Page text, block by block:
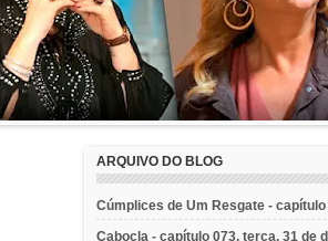
ARQUIVO DO BLOG
Cúmplices de Um Resgate - capítulo
Cabocla - capítulo 073, terça, 31 de